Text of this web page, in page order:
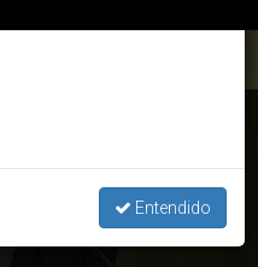
cuanto menos
Entendido